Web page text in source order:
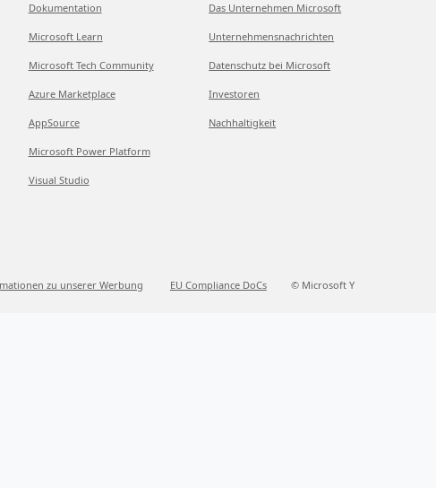
Dokumentation
Microsoft Learn
Microsoft Tech Community
Azure Marketplace
AppSource
Microsoft Power Platform
Visual Studio
Das Unternehmen Microsoft
Unternehmensnachrichten
Datenschutz bei Microsoft
Investoren
Nachhaltigkeit
zu unserer Werbung EU Compliance DoCs © Microsoft Y